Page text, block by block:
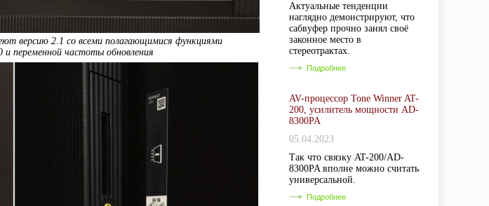
версию 2.1 со всеми полагающимися функциями
и переменной частоты обновления
Актуальные тенденции
наглядно демонстрируют, что
сабвуфер прочно занял своё
законное место в
стереотрактах.
Подробнее
AV-процессор Tone Winner AT-
200, усилитель мощности AD-
8300PA
05.04.2023
Так что связку AT-200/AD-
8300PA вполне можно считать
универсальной.
Подробнее